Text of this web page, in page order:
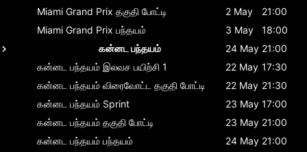
Miami Grand Prix தகுதி போட்டி 2 May
21:00
Miami Grand Prix பந்தயம் 3 May
18:00
கன்னட பந்தயம்
24 May 21:00
கன்னட பந்தயம் இலவச பயிற்சி 1 22 May 17:30
கன்னட பந்தயம் விரைவோட்ட தகுதி போட்டி 22 May 21:30
கன்னட பந்தயம் Sprint 23 May 17:00
கன்னட பந்தயம் தகுதி போட்டி 23 May 21:00
கன்னட பந்தயம் பந்தயம் 24 May 21:00